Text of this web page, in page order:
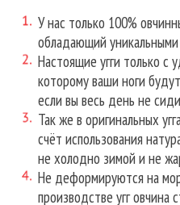
У нас только 100%
обладающий уникальными
Настоящие угги только с
которому ваши ноги
если вы весь день не
Так же в оригинальных
счёт использования
не холодно зимой и не
Не деформируются на
производстве угг